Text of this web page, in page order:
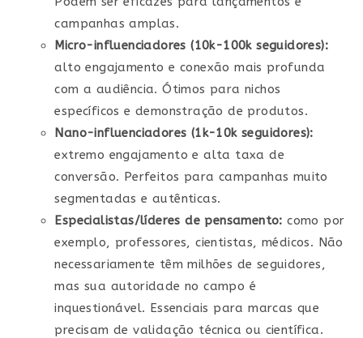
campanhas amplas.
Micro-influenciadores (10k-100k seguidores):
alto engajamento e conexão mais profunda
com a audiência. Ótimos para nichos
específicos e demonstração de produtos.
Nano-influenciadores (1k-10k seguidores):
extremo engajamento e alta taxa de
conversão. Perfeitos para campanhas muito
segmentadas e autênticas.
Especialistas/líderes de pensamento:como por
exemplo, professores, cientistas, médicos. Não
necessariamente têm milhões de seguidores,
mas sua autoridade no campo é
inquestionável. Essenciais para marcas que
precisam de validação técnica ou científica.